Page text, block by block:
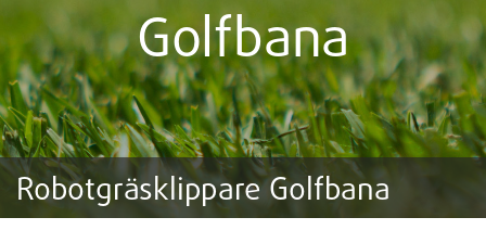
Golfbana
Robotgräsklippare Golfbana